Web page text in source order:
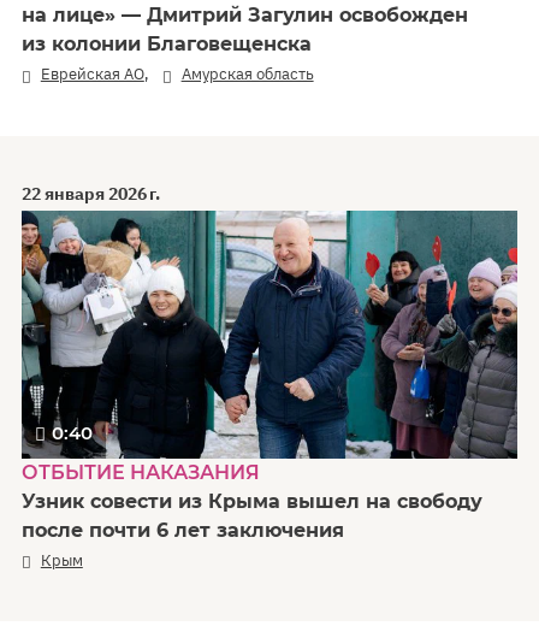
на лице» — Дмитрий Загулин освобожден
из колонии Благовещенска
Еврейская АО, Амурская область
22 января 2026 г.
0:40
ОТБЫТИЕ НАКАЗАНИЯ
Узник совести из Крыма вышел на свободу
после почти 6 лет заключения
Крым